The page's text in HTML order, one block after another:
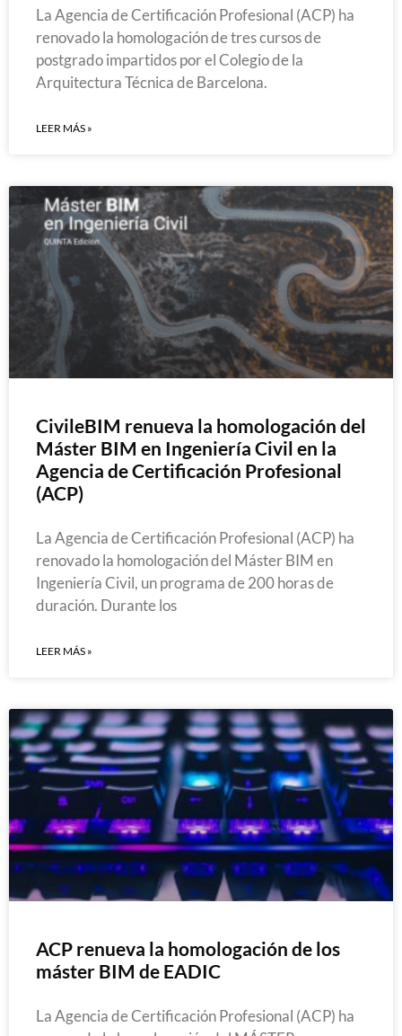
La Agencia de Certificación Profesional (ACP) ha
renovado la homologación de tres cursos de
postgrado impartidos por el Colegio de la
Arquitectura Técnica de Barcelona.
LEER MÁS »
CivileBIM renueva la homologación del
Máster BIM en Ingeniería Civil en la
Agencia de Certificación Profesional
(ACP)
La Agencia de Certificación Profesional (ACP) ha
renovado la homologación del Máster BIM en
Ingeniería Civil, un programa de 200 horas de
duración. Durante los
LEER MÁS »
ACP renueva la homologación de los
máster BIM de EADIC
La Agencia de Certificación Profesional (ACP) ha